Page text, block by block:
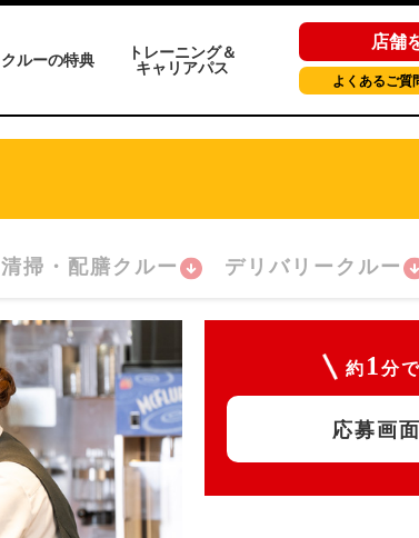
クルーの特典
トレーニング＆
キャリアパス
店舗
よくあるご質
清掃・配膳クルー デリバリークルー
約 1 分
応募画